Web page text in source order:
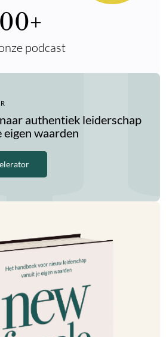
podcast
+
authentiek leiderschap
waarden